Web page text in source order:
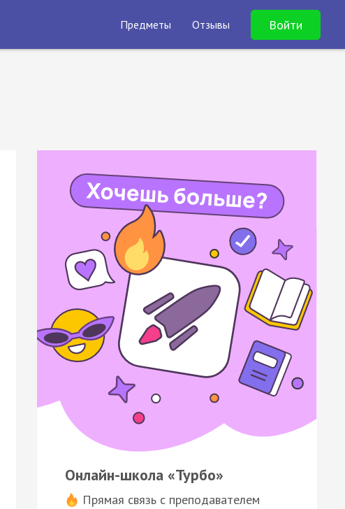
Предметы Отзывы Войти
Онлайн-школа «Турбо»
Прямая связь с преподавателем